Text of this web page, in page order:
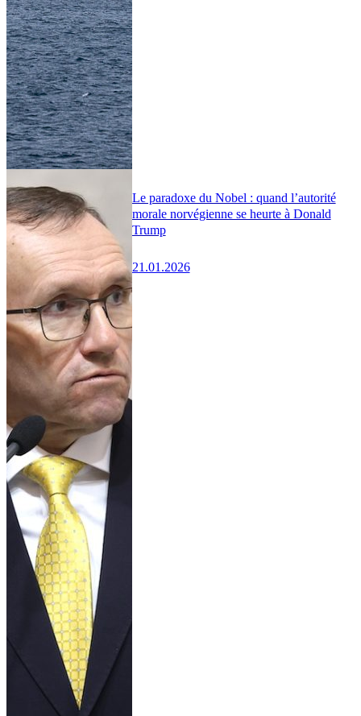
Le paradoxe du Nobel : quand l’autorité
morale norvégienne se heurte à Donald
Trump
21.01.2026